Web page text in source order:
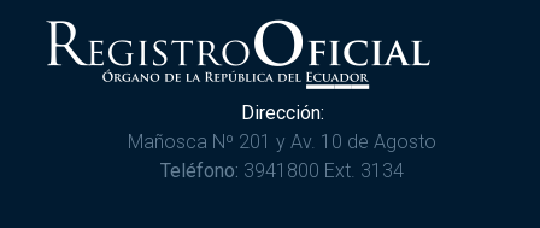
Dirección:
Mañosca Nº 201 y Av. 10 de Agosto
Teléfono: 3941800 Ext. 3134